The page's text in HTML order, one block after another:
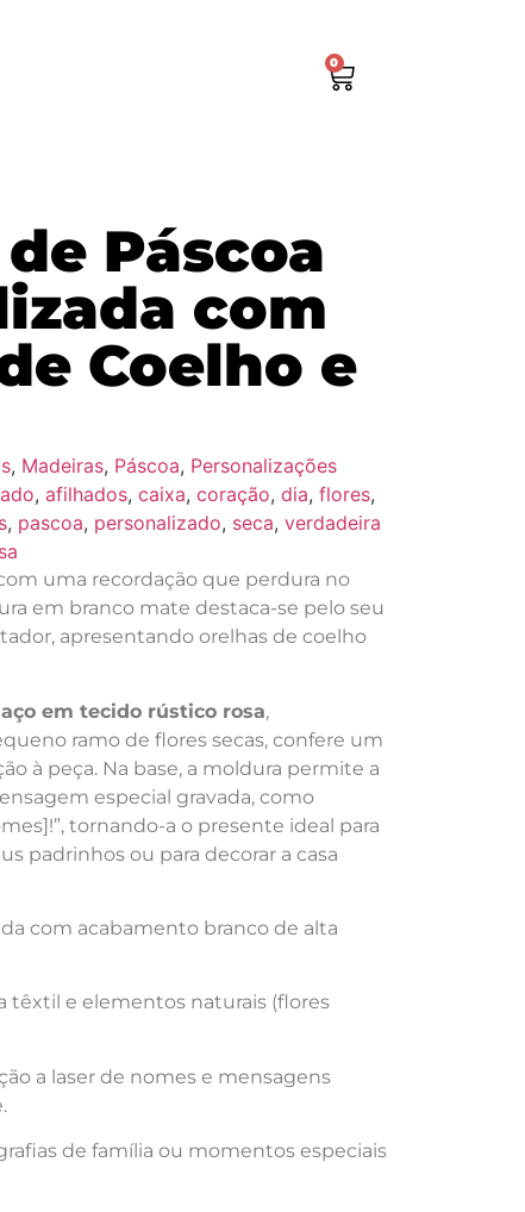
0
Páscoa
com
Coelho e
, Madeiras, Páscoa, Personalizações
, afilhados, caixa, coração, dia, flores,
, pascoa, personalizado, seca, verdadeira
uma recordação que perdura no
em branco mate destaca-se pelo seu
apresentando orelhas de coelho
em tecido rústico rosa,
ramo de flores secas, confere um
à peça. Na base, a moldura permite a
especial gravada, como
tornando-a o presente ideal para
padrinhos ou para decorar a casa
com acabamento branco de alta
têxtil e elementos naturais (flores
a laser de nomes e mensagens
de família ou momentos especiais